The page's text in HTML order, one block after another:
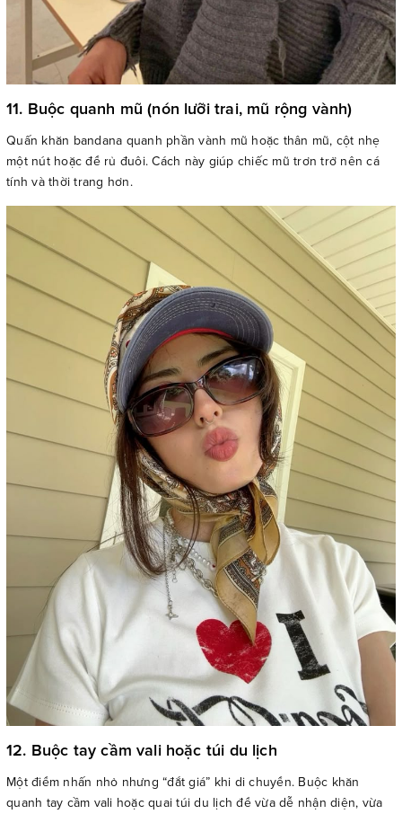
11. Buộc quanh mũ (nón lưỡi trai, mũ rộng vành)
Quấn khăn bandana quanh phần vành mũ hoặc thân mũ, cột nhẹ
một nút hoặc để rủ đuôi. Cách này giúp chiếc mũ trơn trở nên cá
tính và thời trang hơn.
12. Buộc tay cầm vali hoặc túi du lịch
Một điểm nhấn nhỏ nhưng “đắt giá” khi di chuyển. Buộc khăn
quanh tay cầm vali hoặc quai túi du lịch để vừa dễ nhận diện, vừa